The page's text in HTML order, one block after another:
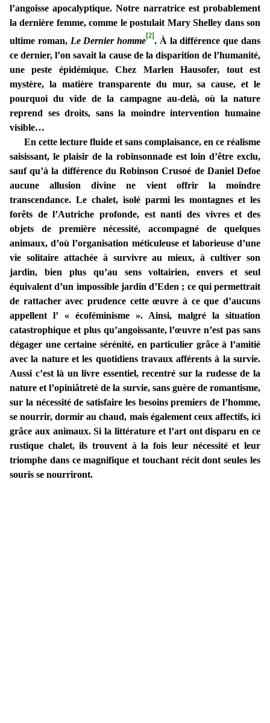
l’angoisse apocalyptique. Notre narratrice est probablement
la dernière femme, comme le postulait Mary Shelley dans son
ultime roman, Le Dernier homme[2]. À la différence que dans
ce dernier, l’on savait la cause de la disparition de l’humanité,
une peste épidémique. Chez Marlen Hausofer, tout est
mystère, la matière transparente du mur, sa cause, et le
pourquoi du vide de la campagne au-delà, où la nature
reprend ses droits, sans la moindre intervention humaine
visible…
En cette lecture fluide et sans complaisance, en ce réalisme
saisissant, le plaisir de la robinsonnade est loin d’être exclu,
sauf qu’à la différence du Robinson Crusoé de Daniel Defoe
aucune allusion divine ne vient offrir la moindre
transcendance. Le chalet, isolé parmi les montagnes et les
forêts de l’Autriche profonde, est nanti des vivres et des
objets de première nécessité, accompagné de quelques
animaux, d’où l’organisation méticuleuse et laborieuse d’une
vie solitaire attachée à survivre au mieux, à cultiver son
jardin, bien plus qu’au sens voltairien, envers et seul
équivalent d’un impossible jardin d’Eden ; ce qui permettrait
de rattacher avec prudence cette œuvre à ce que d’aucuns
appellent l’ « écoféminisme ». Ainsi, malgré la situation
catastrophique et plus qu’angoissante, l’œuvre n’est pas sans
dégager une certaine sérénité, en particulier grâce à l’amitié
avec la nature et les quotidiens travaux afférents à la survie.
Aussi c’est là un livre essentiel, recentré sur la rudesse de la
nature et l’opiniâtreté de la survie, sans guère de romantisme,
sur la nécessité de satisfaire les besoins premiers de l’homme,
se nourrir, dormir au chaud, mais également ceux affectifs, ici
grâce aux animaux. Si la littérature et l’art ont disparu en ce
rustique chalet, ils trouvent à la fois leur nécessité et leur
triomphe dans ce magnifique et touchant récit dont seules les
souris se nourriront.